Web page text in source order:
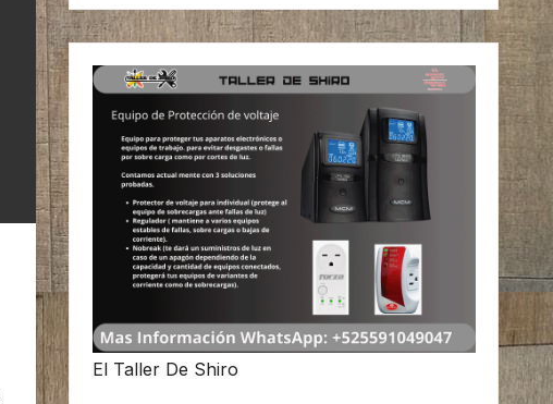
El Taller De Shiro